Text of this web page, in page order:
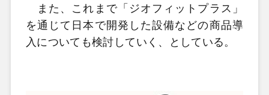
また、これまで「ジオフィットプラス」
を通じて日本で開発した設備などの商品導
入についても検討していく、としている。